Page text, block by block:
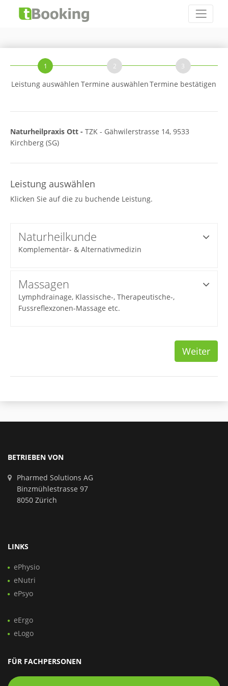
1
Leistung auswählen
2
Termine auswählen
3
Termine bestätigen
Naturheilpraxis Ott - TZK - Gähwilerstrasse 14, 9533
Kirchberg (SG)
Leistung auswählen
Klicken Sie auf die zu buchende Leistung.
Naturheilkunde
Komplementär- & Alternativmedizin
Massagen
Lymphdrainage, Klassische-, Therapeutische-,
Fussreflexzonen-Massage etc.
Weiter
BETRIEBEN VON
Pharmed Solutions AG
Binzmühlestrasse 97
8050 Zürich
LINKS
ePhysio
eNutri
ePsyo
eErgo
eLogo
FÜR FACHPERSONEN